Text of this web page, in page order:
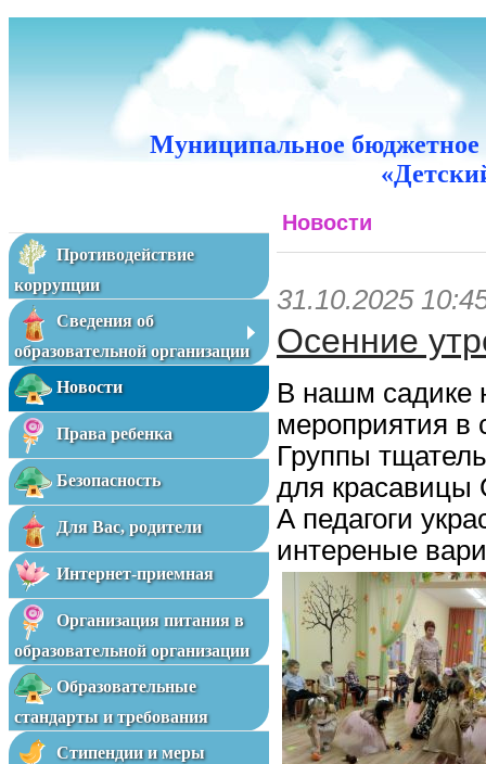
Муниципальное бюджетное
Противодействие
коррупции
Сведения об
образовательной организации
Новости
Права ребенка
Безопасность
Для Вас, родители
Интернет-приемная
Организация питания в
образовательной организации
Образовательные
стандарты и требования
Стипендии и меры
Новости
31.10.2025
Осенние
В нашм садике
мероприятия в
Группы
для красавицы
А педагоги
интереные